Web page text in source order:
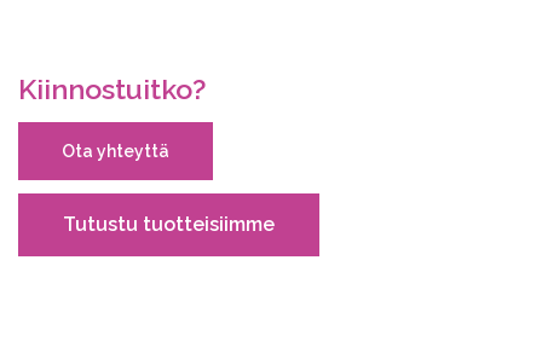
Kiinnostuitko?
Ota yhteyttä
Tutustu tuotteisiimme